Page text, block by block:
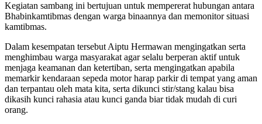
Kegiatan sambang ini bertujuan untuk mempererat hubungan antara
Bhabinkamtibmas dengan warga binaannya dan memonitor situasi
kamtibmas.
Dalam kesempatan tersebut Aiptu Hermawan mengingatkan serta
menghimbau warga masyarakat agar selalu berperan aktif untuk
menjaga keamanan dan ketertiban, serta mengingatkan apabila
memarkir kendaraan sepeda motor harap parkir di tempat yang aman
dan terpantau oleh mata kita, serta dikunci stir/stang kalau bisa
dikasih kunci rahasia atau kunci ganda biar tidak mudah di curi
orang.